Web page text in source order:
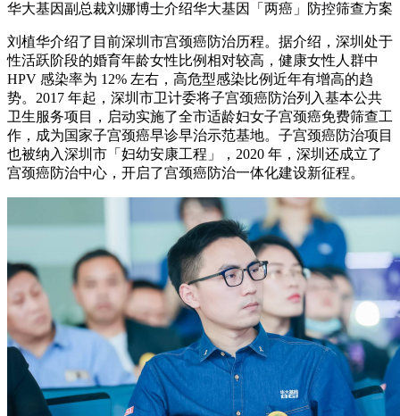
华大基因副总裁刘娜博士介绍华大基因「两癌」防控筛查方案
刘植华介绍了目前深圳市宫颈癌防治历程。据介绍，深圳处于
性活跃阶段的婚育年龄女性比例相对较高，健康女性人群中
HPV 感染率为 12% 左右，高危型感染比例近年有增高的趋
势。2017 年起，深圳市卫计委将子宫颈癌防治列入基本公共
卫生服务项目，启动实施了全市适龄妇女子宫颈癌免费筛查工
作，成为国家子宫颈癌早诊早治示范基地。子宫颈癌防治项目
也被纳入深圳市「妇幼安康工程」，2020 年，深圳还成立了
宫颈癌防治中心，开启了宫颈癌防治一体化建设新征程。